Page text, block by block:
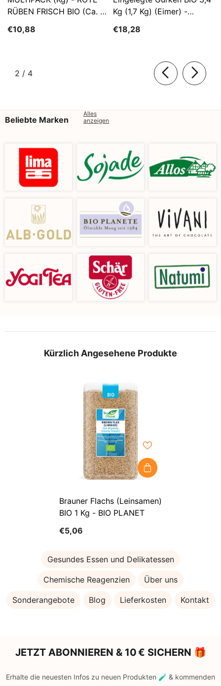
RÜBEN FRISCH BIO (ca. 5
€10,88
Kg (1,7 Kg) (Eimer) -
€18,28
2 / von
4
Beliebte Marken
Alles
anzeigen
Kürzlich Angesehene Produkte
Brauner Flachs (Leinsamen)
BIO 1 Kg - BIO PLANET
€5,06
Gesundes Essen und Delikatessen
Chemische Reagenzien Über uns
Sonderangebote Blog Lieferkosten Kontakt
JETZT ABONNIEREN & 10 € SICHERN 🎁
Erhalte die neuesten Infos zu neuen Produkten 🧪 & kommenden